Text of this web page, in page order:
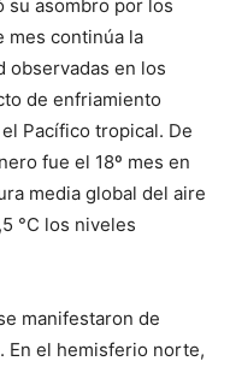
su asombro por los
mes continúa la
observadas en los
de enfriamiento
Pacífico tropical. De
fue el 18º mes en
media global del aire
°C los niveles
manifestaron de
En el hemisferio norte,